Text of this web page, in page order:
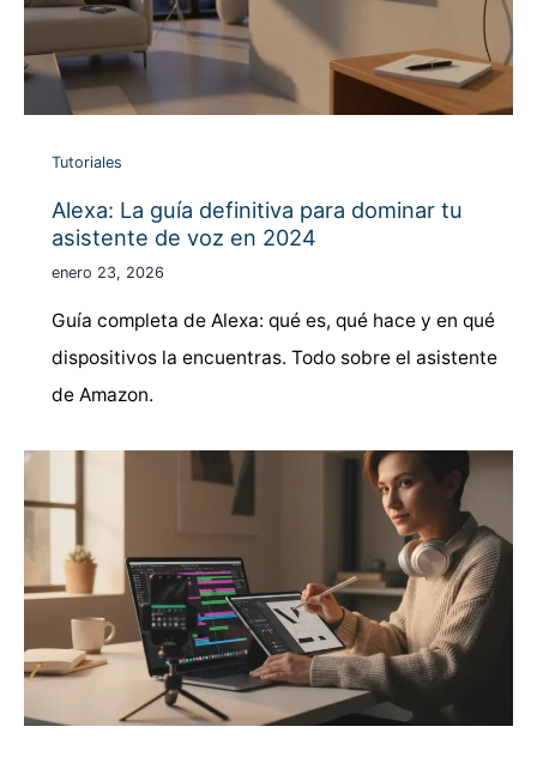
Tutoriales
Alexa: La guía definitiva para dominar tu
asistente de voz en 2024
enero 23, 2026
Guía completa de Alexa: qué es, qué hace y en qué
dispositivos la encuentras. Todo sobre el asistente
de Amazon.